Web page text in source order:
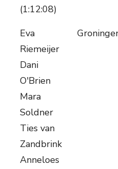
(1:12:08)
Eva
Riemeijer
Dani
O'Brien
Mara
Soldner
Ties van
Zandbrink
Anneloes